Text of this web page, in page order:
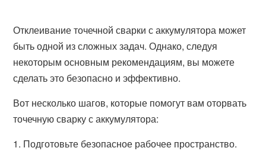
Отклеивание точечной сварки с аккумулятора может
быть одной из сложных задач. Однако, следуя
некоторым основным рекомендациям, вы можете
сделать это безопасно и эффективно.
Вот несколько шагов, которые помогут вам оторвать
точечную сварку с аккумулятора:
1. Подготовьте безопасное рабочее пространство.